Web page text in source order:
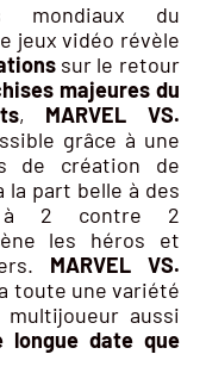
mondiaux du
jeux vidéo révèle
sur le retour
majeures du
, MARVEL VS.
grâce à une
de création de
la part belle à des
à 2 contre 2
les héros et
MARVEL VS.
toute une variété
aussi
longue date que